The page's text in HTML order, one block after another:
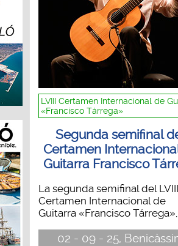
LVIII Certamen Internacional de
«Francisco Tárrega»
Segunda semifinal
Certamen
Guitarra Francisco
La segunda semifinal del LVIII
Certamen Internacional de
Guitarra «Francisco Tárrega»,
02 - 09 - 25,